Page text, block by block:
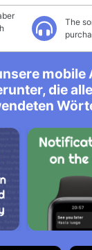
The
mobile
die